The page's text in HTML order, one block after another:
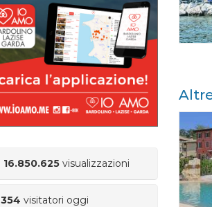
16.850.625 visualizzazioni
354 visitatori oggi